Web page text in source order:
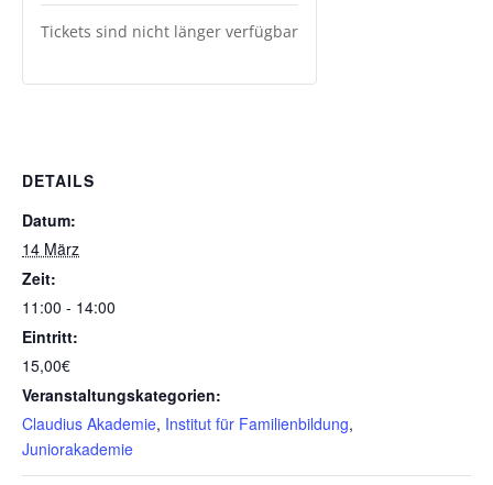
DETAILS
Datum:
14 März
Zeit:
11:00 - 14:00
Eintritt:
15,00€
Veranstaltungskategorien:
Claudius Akademie, Institut für Familienbildung,
Juniorakademie
Tickets sind nicht länger verfügbar